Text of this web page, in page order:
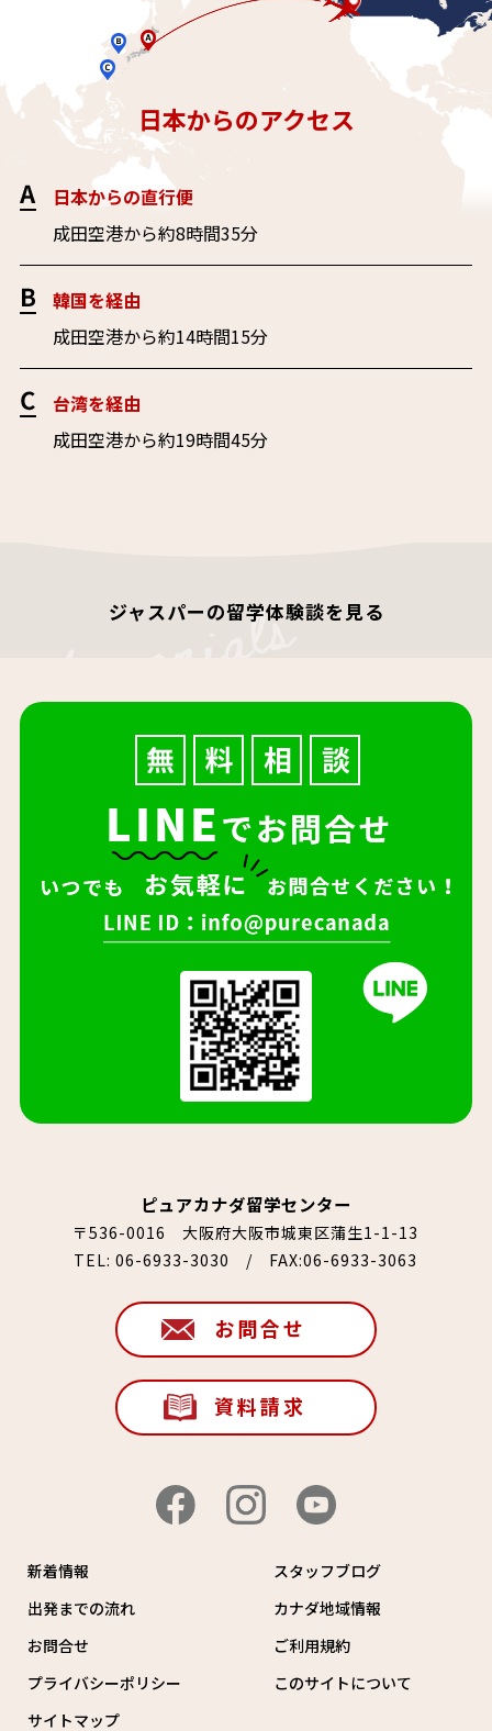
日本からのアクセス
日本からの直行便
成田空港から約8時間35分
韓国を経由
成田空港から約14時間15分
台湾を経由
成田空港から約19時間45分
ジャスパーの留学体験談を見る
ピュアカナダ留学センター
〒536-0016 大阪府大阪市城東区蒲生1-1-13
TEL:06-6933-3030 / FAX:06-6933-3063
お問合せ
資料請求
新着情報
スタッフブログ
出発までの流れ
カナダ地域情報
お問合せ
ご利用規約
プライバシーポリシー
このサイトについて
サイトマップ